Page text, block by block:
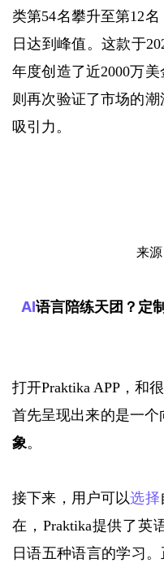
类第54名攀升至第12
日达到峰值。这款于
年度创造了近2000万
则再次验证了市场的
吸引力。
来
AI语言陪练天团？ 定
打开Praktika APP，和很
首先呈现出来的是一个
象。
接下来，用户可以选择
在， Praktika提供了英
日语五种语言的学习